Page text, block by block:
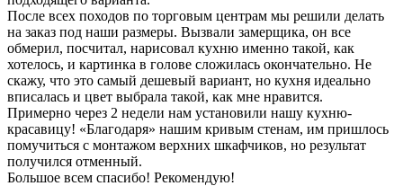
После всех походов по торговым центрам мы решили делать
на заказ под наши размеры. Вызвали замерщика, он все
обмерил, посчитал, нарисовал кухню именно такой, как
хотелось, и картинка в голове сложилась окончательно. Не
скажу, что это самый дешевый вариант, но кухня идеально
вписалась и цвет выбрала такой, как мне нравится.
Примерно через 2 недели нам установили нашу кухню-
красавицу! «Благодаря» нашим кривым стенам, им пришлось
помучиться с монтажом верхних шкафчиков, но результат
получился отменный.
Большое всем спасибо! Рекомендую!